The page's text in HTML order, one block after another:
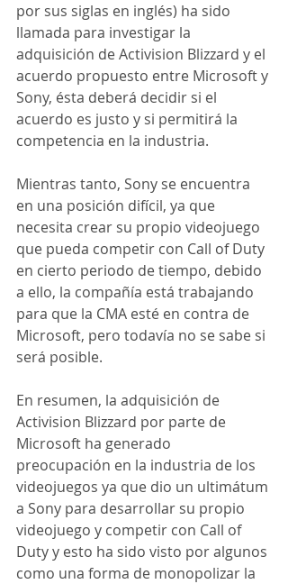
por sus siglas en inglés) ha sido
llamada para investigar la
adquisición de Activision Blizzard y el
acuerdo propuesto entre Microsoft y
Sony, ésta deberá decidir si el
acuerdo es justo y si permitirá la
competencia en la industria.
Mientras tanto, Sony se encuentra
en una posición difícil, ya que
necesita crear su propio videojuego
que pueda competir con Call of Duty
en cierto periodo de tiempo, debido
a ello, la compañía está trabajando
para que la CMA esté en contra de
Microsoft, pero todavía no se sabe si
será posible.
En resumen, la adquisición de
Activision Blizzard por parte de
Microsoft ha generado
preocupación en la industria de los
videojuegos ya que dio un ultimátum
a Sony para desarrollar su propio
videojuego y competir con Call of
Duty y esto ha sido visto por algunos
como una forma de monopolizar la